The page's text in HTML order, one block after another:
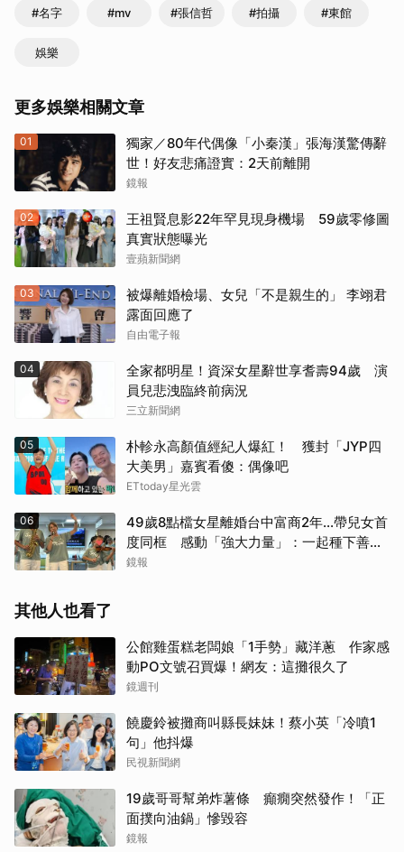
#名字 #mv #張信哲 #拍攝 #東館
娛樂
更多娛樂相關文章
01
獨家／80年代偶像「小秦漢」張海漢驚傳辭
世！好友悲痛證實：2天前離開
鏡報
02
王祖賢息影22年罕見現身機場 59歲零修圖
真實狀態曝光
壹蘋新聞網
03
被爆離婚檢場、女兒「不是親生的」 李翊君
露面回應了
自由電子報
04
全家都明星！資深女星辭世享耆壽94歲 演
員兒悲洩臨終前病況
三立新聞網
05
朴軫永高顏值經紀人爆紅！ 獲封「JYP四
大美男」嘉賓看傻：偶像吧
ETtoday星光雲
06
49歲8點檔女星離婚台中富商2年...帶兒女首
度同框 感動「強大力量」：一起種下善的
種子
鏡報
其他人也看了
公館雞蛋糕老闆娘「1手勢」藏洋蔥 作家感
動PO文號召買爆！網友：這攤很久了
鏡週刊
饒慶鈴被攤商叫縣長妹妹！蔡小英「冷噴1
句」他抖爆
民視新聞網
19歲哥哥幫弟炸薯條 癲癇突然發作！「正
面撲向油鍋」慘毀容
鏡報